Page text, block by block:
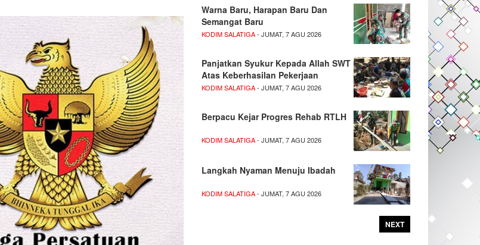
Warna Baru, Harapan Baru Dan
Semangat Baru
KODIM SALATIGA- JUMAT, 7 AGU 2026
Panjatkan Syukur Kepada Allah SWT
Atas Keberhasilan Pekerjaan
KODIM SALATIGA- JUMAT, 7 AGU 2026
Berpacu Kejar Progres Rehab RTLH
KODIM SALATIGA- JUMAT, 7 AGU 2026
Langkah Nyaman Menuju Ibadah
KODIM SALATIGA- JUMAT, 7 AGU 2026
NEXT